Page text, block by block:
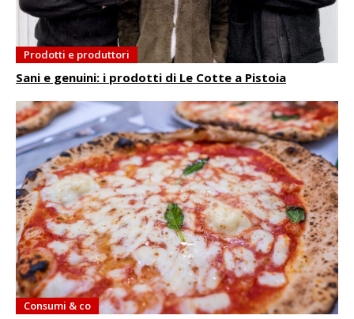
Prodotti e produttori
Sani e genuini: i prodotti di Le Cotte a Pistoia
Consumi & co